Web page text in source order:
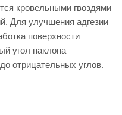
кровельными гвоздями
Для улучшения адгезии
поверхности
угол наклона
отрицательных углов.